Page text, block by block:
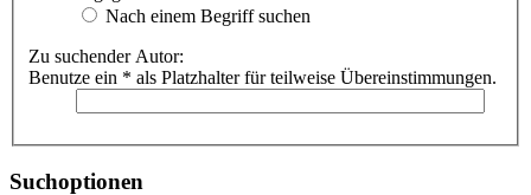
Nach einem Begriff suchen
Zu suchender Autor:
Benutze ein * als Platzhalter für teilweise Übereinstimmungen.
Suchoptionen